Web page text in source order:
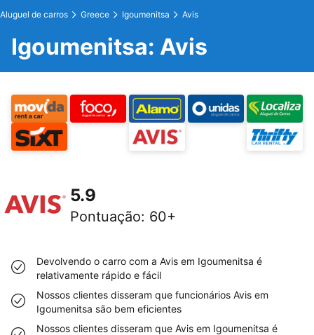
Aluguel de carros Greece Igoumenitsa Avis
Igoumenitsa: Avis
5.9
Pontuação: 60+
Devolvendo o carro com a Avis em Igoumenitsa é
relativamente rápido e fácil
Nossos clientes disseram que funcionários Avis em
Igoumenitsa são bem eficientes
Nossos clientes disseram que Avis em Igoumenitsa é